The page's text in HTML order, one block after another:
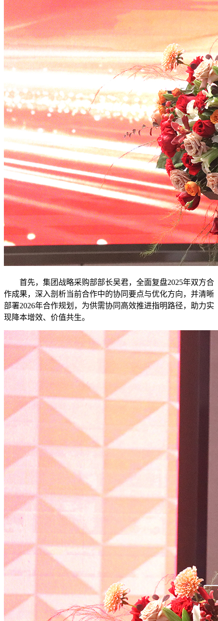
首先，集团战略采购部部长吴君，全面复盘2025年双方合
作成果，深入剖析当前合作中的协同要点与优化方向，并清晰
部署2026年合作规划，为供需协同高效推进指明路径，助力实
现降本增效、价值共生。